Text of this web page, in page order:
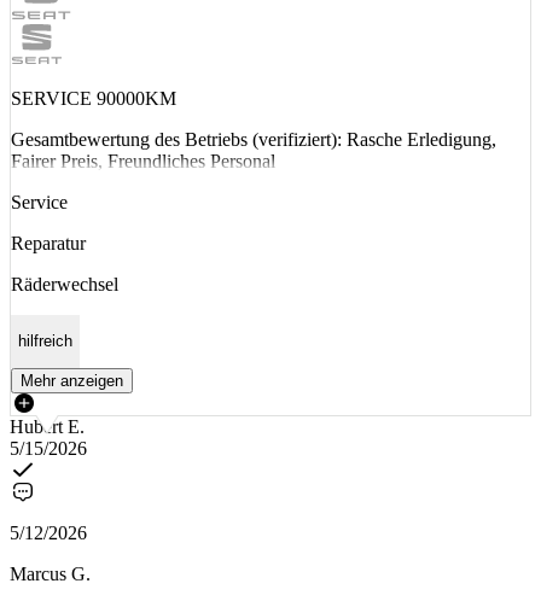
SERVICE 90000KM
Gesamtbewertung des Betriebs (verifiziert): Rasche Erledigung,
Fairer Preis, Freundliches Personal
Service
Reparatur
Räderwechsel
hilfreich
Mehr anzeigen
Hubert E.
5/15/2026
5/12/2026
Marcus G.